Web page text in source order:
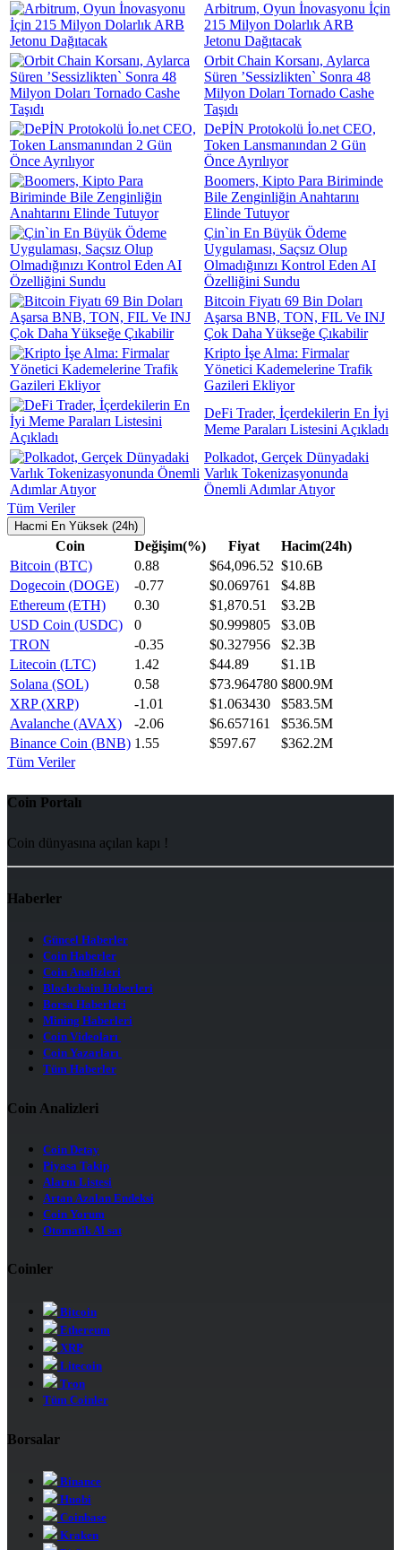
Arbitrum, Oyun İnovasyonu İçin
215 Milyon Dolarlık ARB
Jetonu Dağıtacak
Orbit Chain Korsanı, Aylarca
Süren ’Sessizlikten` Sonra 48
Milyon Doları Tornado Cashe
Taşıdı
DePİN Protokolü İo.net CEO,
Token Lansmanından 2 Gün
Önce Ayrılıyor
Boomers, Kipto Para Biriminde
Bile Zenginliğin Anahtarını
Elinde Tutuyor
Çin`in En Büyük Ödeme
Uygulaması, Saçsız Olup
Olmadığınızı Kontrol Eden AI
Özelliğini Sundu
Bitcoin Fiyatı 69 Bin Doları
Aşarsa BNB, TON, FIL Ve INJ
Çok Daha Yükseğe Çıkabilir
Kripto İşe Alma: Firmalar
Yönetici Kademelerine Trafik
Gazileri Ekliyor
DeFi Trader, İçerdekilerin En İyi
Meme Paraları Listesini Açıkladı
Polkadot, Gerçek Dünyadaki
Varlık Tokenizasyonunda
Önemli Adımlar Atıyor
Tüm Veriler
Hacmi En Yüksek (24h)
Coin Değişim(%) Fiyat
Hacim(24h)
Bitcoin (BTC)
0.88 $64,096.52 $10.6B
Dogecoin (DOGE)
-0.77 $0.069761
$4.8B
Ethereum (ETH)
0.30 $1,870.51
$3.2B
USD Coin (USDC)
0 $0.999805
$3.0B
TRON
-0.35 $0.327956
$2.3B
Litecoin (LTC)
1.42 $44.89
$1.1B
Solana (SOL)
0.58 $73.964780 $800.9M
XRP (XRP)
-1.01 $1.063430
$583.5M
Avalanche (AVAX)
-2.06 $6.657161
$536.5M
Binance Coin (BNB) 1.55 $597.67
$362.2M
Tüm Veriler
Coin Portalı
Coin dünyasına açılan kapı !
Haberler
Güncel Haberler
Coin Haberler
Coin Analizleri
Blockchain Haberleri
Borsa Haberleri
Mining Haberleri
Coin Videoları
Coin Yazarları
Tüm Haberler
Coin Analizleri
Coin Detay
Piyasa Takip
Alarm Listesi
Artan Azalan Endeksi
Coin Yorum
Otomatik Al sat
Coinler
Bitcoin
Ethereum
XRP
Litecoin
Tron
Tüm Coinler
Borsalar
Binance
Huobi
Coinbase
Kraken